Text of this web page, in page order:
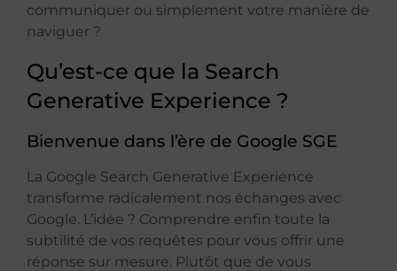
communiquer ou simplement votre manière de
naviguer ?
Qu’est-ce que la Search
Generative Experience ?
Bienvenue dans l’ère de Google SGE
La Google Search Generative Experience
transforme radicalement nos échanges avec
Google. L’idée ? Comprendre enfin toute la
subtilité de vos requêtes pour vous offrir une
réponse sur mesure. Plutôt que de vous